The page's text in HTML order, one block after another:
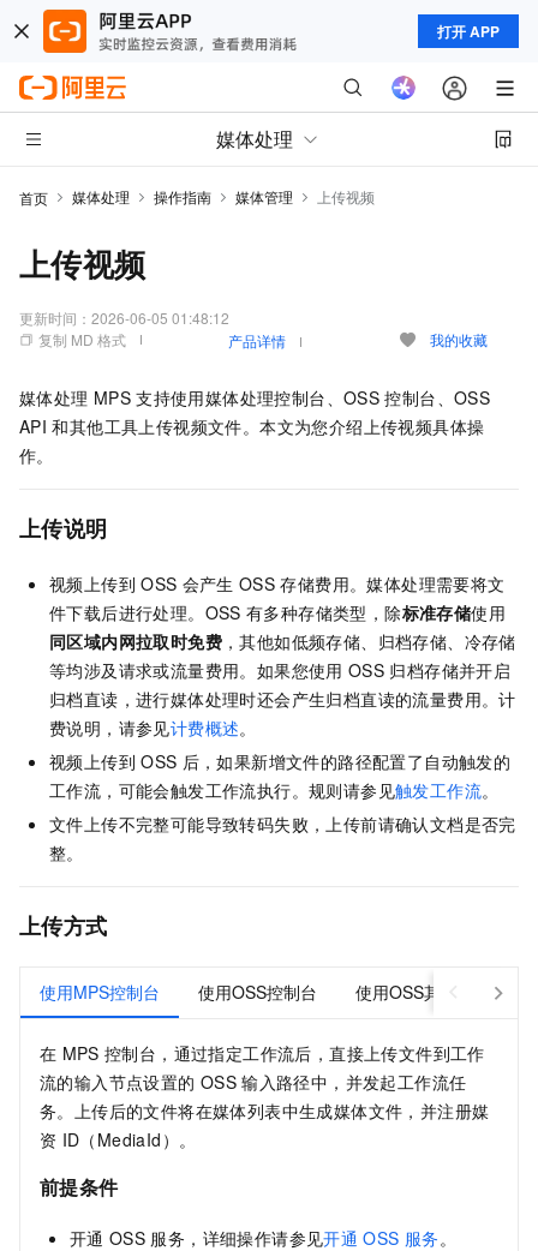
打开 APP
媒体处理
首页 媒体处理 操作指南 媒体管理 上传视频
上传视频
更新时间： 2026-06-05 01:48:12
复制 MD 格式
产品详情 我的收藏
媒体处理 MPS 支持使用媒体处理控制台、OSS 控制台、OSS
API 和其他工具上传视频文件。本文为您介绍上传视频具体操
作。
上传说明
视频上传到 OSS 会产生 OSS 存储费用。媒体处理需要将文
件下载后进行处理。OSS 有多种存储类型，除标准存储使用
同区域内网拉取时免费 ，其他如低频存储、归档存储、冷存储
等均涉及请求或流量费用。如果您使用 OSS 归档存储并开启
归档直读，进行媒体处理时还会产生归档直读的流量费用。计
费说明，请参见计费概述。
视频上传到 OSS 后，如果新增文件的路径配置了自动触发的
工作流，可能会触发工作流执行。规则请参见触发工作流。
文件上传不完整可能导致转码失败，上传前请确认文档是否完
整。
上传方式
使用MPS控制台 使用OSS控制台 使用OSS其他方式
在 MPS 控制台，通过指定工作流后，直接上传文件到工作
流的输入节点设置的 OSS 输入路径中，并发起工作流任
务。上传后的文件将在媒体列表中生成媒体文件，并注册媒
资 ID（MediaId）。
前提条件
开通 OSS 服务，详细操作请参见开通 OSS 服务 。